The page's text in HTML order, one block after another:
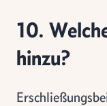
10.
hinzu?